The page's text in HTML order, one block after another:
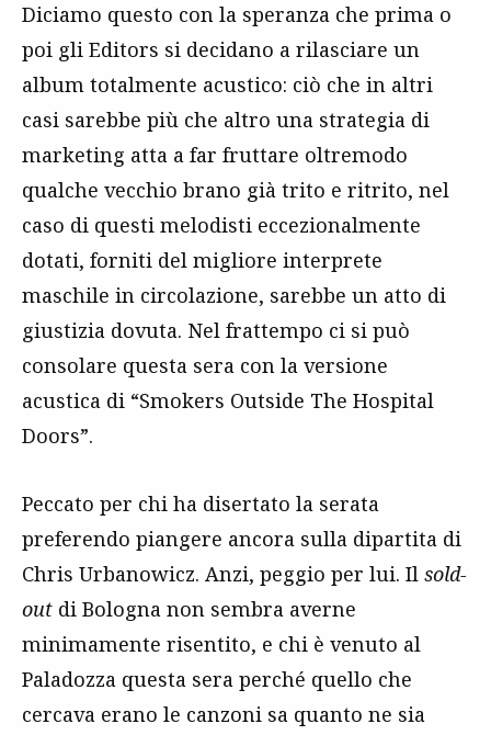
Diciamo questo con la speranza che prima o
poi gli Editors si decidano a rilasciare un
album totalmente acustico: ciò che in altri
casi sarebbe più che altro una strategia di
marketing atta a far fruttare oltremodo
qualche vecchio brano già trito e ritrito, nel
caso di questi melodisti eccezionalmente
dotati, forniti del migliore interprete
maschile in circolazione, sarebbe un atto di
giustizia dovuta. Nel frattempo ci si può
consolare questa sera con la versione
acustica di “Smokers Outside The Hospital
Doors”.
Peccato per chi ha disertato la serata
preferendo piangere ancora sulla dipartita di
Chris Urbanowicz. Anzi, peggio per lui. Il sold-
out di Bologna non sembra averne
minimamente risentito, e chi è venuto al
Paladozza questa sera perché quello che
cercava erano le canzoni sa quanto ne sia